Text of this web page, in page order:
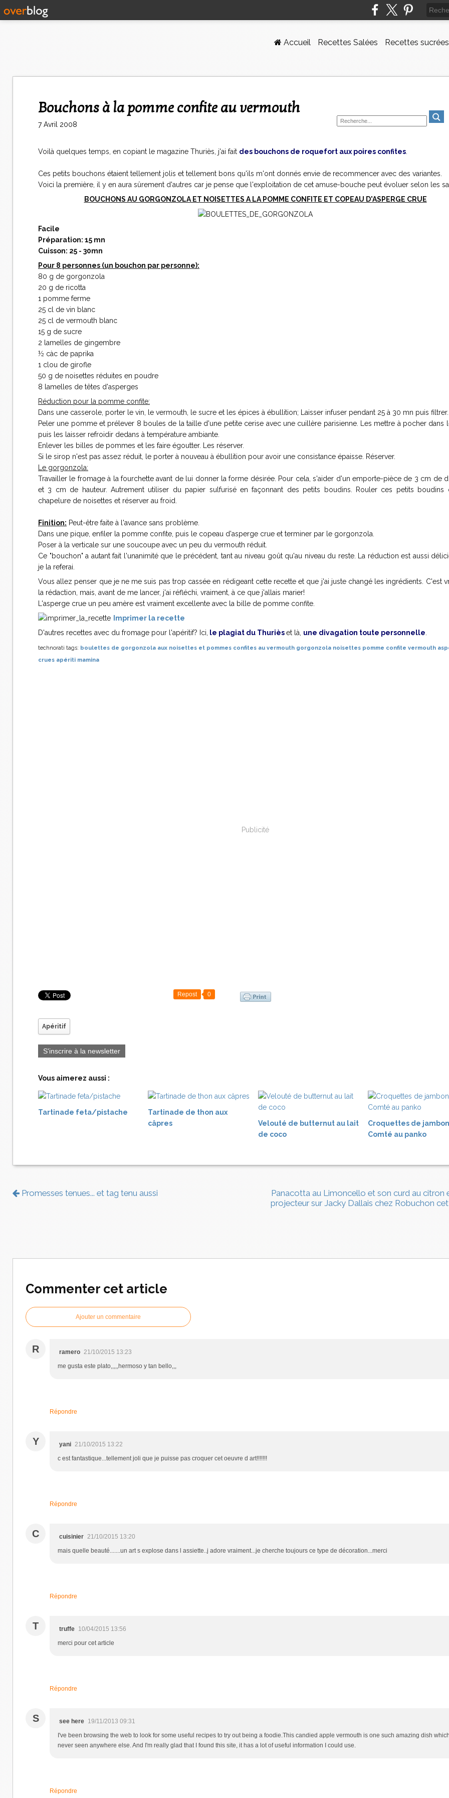
Accueil Recettes Salées Recettes sucrées
Bouchons à la pomme confite au vermouth
7 Avril 2008
Voilà quelques temps, en copiant le magazine Thuriès, j'ai fait des bouchons de roquefort aux poires confites
Ces petits bouchons étaient tellement jolis et tellement bons qu'ils m'ont donnés envie de recommencer avec des variantes.
Voici la première, il y en aura sûrement d'autres car je pense que l'exploitation de cet amuse-bouche peut évoluer selon les
BOUCHONS AU GORGONZOLA ET NOISETTES A LA POMME CONFITE ET COPEAU D'ASPERGE CRUE
Facile
Préparation: 15 mn
Cuisson: 25 - 30mn
Pour 8 personnes (un bouchon par personne):
80 g de gorgonzola
20 g de ricotta
1 pomme ferme
25 cl de vin blanc
25 cl de vermouth blanc
15 g de sucre
2 lamelles de gingembre
½ càc de paprika
1 clou de girofle
50 g de noisettes réduites en poudre
8 lamelles de têtes d'asperges
Réduction pour la pomme confite:
Dans une casserole, porter le vin, le vermouth, le sucre et les épices à ébullition; Laisser infuser pendant 25 à 30 mn puis filtrer.
Peler une pomme et prélever 8 boules de la taille d'une petite cerise avec une cuillère parisienne. Les mettre à pocher dans
puis les laisser refroidir dedans à température ambiante.
Enlever les billes de pommes et les faire égoutter. Les réserver.
Si le sirop n'est pas assez réduit, le porter à nouveau à ébullition pour avoir une consistance épaisse. Réserver.
Le gorgonzola:
Travailler le fromage à la fourchette avant de lui donner la forme désirée. Pour cela, s'aider d'un emporte-pièce de 3 cm de
et 3 cm de hauteur. Autrement utiliser du papier sulfurisé en façonnant des petits boudins. Rouler ces petits boudins
chapelure de noisettes et réserver au froid.
Finition: Peut-être faite à l'avance sans problème.
Dans une pique, enfiler la pomme confite, puis le copeau d'asperge crue et terminer par le gorgonzola.
Poser à la verticale sur une soucoupe avec un peu du vermouth réduit.
Ce "bouchon" a autant fait l'unanimité que le précédent, tant au niveau goût qu'au niveau du reste. La réduction est aussi
je la referai.
Vous allez penser que je ne me suis pas trop cassée en rédigeant cette recette et que j'ai juste changé les ingrédients. C'est
la rédaction, mais, avant de me lancer, j'ai réfléchi, vraiment, à ce que j'allais marier!
L'asperge crue un peu amère est vraiment excellente avec la bille de pomme confite.
Imprimer la recette
D'autres recettes avec du fromage pour l'apéritif? Ici, le plagiat du Thurièset là, une divagation toute personnelle.
technorati tags: boulettes de gorgonzola aux noisettes et pommes confites au vermouth gorgonzola noisettes pomme confite vermouth
crues apériti mamina
Publicité
Repost 0
Apéritif
S'inscrire à la newsletter
Vous aimerez aussi :
Tartinade feta/pistache
Tartinade de thon aux
câpres
Velouté de butternut au lait
de coco
Croquettes de
Comté au panko
Promesses tenues... et tag tenu aussi
Panacotta au Limoncello et son curd au citron
projecteur sur Jacky Dallais chez Robuchon
Commenter cet article
Ajouter un commentaire
R ramero 21/10/2015 13:23
me gusta este plato,,,,,hermoso y tan bello,,,
Répondre
Y yani 21/10/2015 13:22
c est fantastique...tellement joli que je puisse pas croquer cet oeuvre d art!!!!!!!
Répondre
C cuisinier 21/10/2015 13:20
mais quelle beauté.......un art s explose dans l assiette..j adore vraiment...je cherche toujours ce type de décoration...merci
Répondre
T truffe 10/04/2015 13:56
merci pour cet article
Répondre
S see here 19/11/2013 09:31
I've been browsing the web to look for some useful recipes to try out being a foodie.This candied apple vermouth is one such amazing dish
never seen anywhere else. And I'm really glad that I found this site, it has a lot of useful information I could use.
Répondre